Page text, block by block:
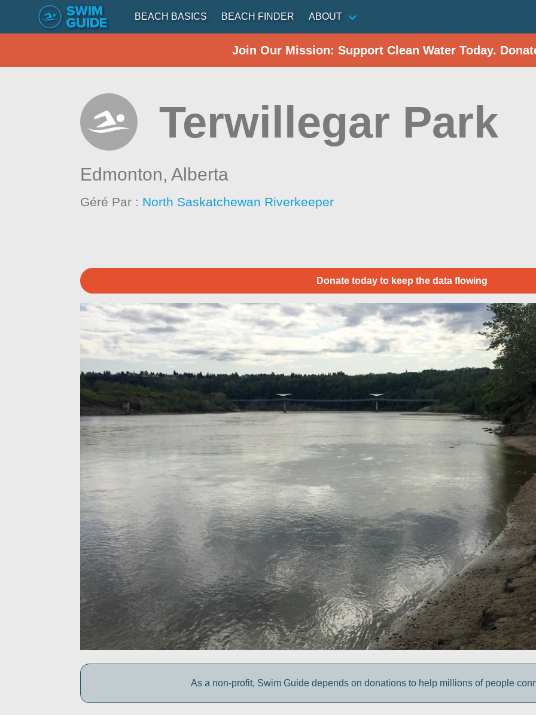
BEACH BASICS BEACH FINDER ABOUT
Join Our Mission: Support Clean Water Today.
Terwillegar Park
Edmonton,Alberta
Géré Par : North Saskatchewan Riverkeeper
Donate today to keep the data flowing
As a non-profit, Swim Guide depends on donations to help millions of people